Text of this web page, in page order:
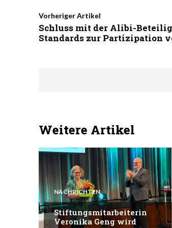
Vorheriger Artikel
Schluss mit der Alibi-
Standards zur Partizipation
Weitere Artikel
NACHRICHTEN
Stiftungsmitarbeiterin
Veronika Geng wird